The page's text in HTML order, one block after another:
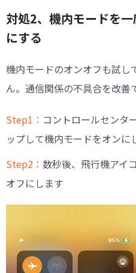
対処2、機内モードを
にする
機内モードのオンオフも試し
ん。通信関係の不具合を改善
Step1： コントロールセンタ
ップして機内モードをオンに
Step2： 数秒後、飛行機アイ
オフにします